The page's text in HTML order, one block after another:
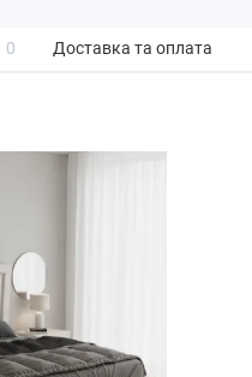
0 Доставка та оплата